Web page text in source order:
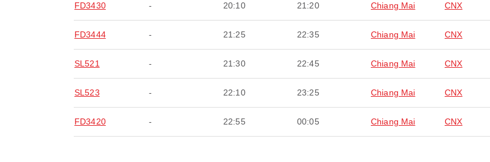
FD3430 - 20:10 21:20 Chiang Mai CNX
FD3444 - 21:25 22:35 Chiang Mai CNX
SL521 - 21:30 22:45 Chiang Mai CNX
SL523 - 22:10 23:25 Chiang Mai CNX
FD3420 - 22:55 00:05 Chiang Mai CNX